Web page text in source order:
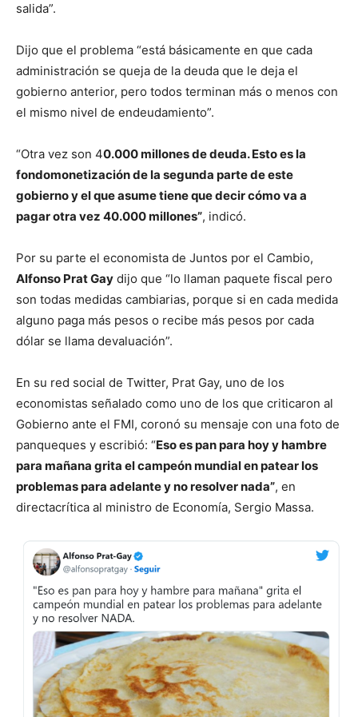
salida”.
Dijo que el problema “está básicamente en que cada
administración se queja de la deuda que le deja el
gobierno anterior, pero todos terminan más o menos con
el mismo nivel de endeudamiento”.
“Otra vez son 40.000 millones de deuda. Esto es la
fondomonetización de la segunda parte de este
gobierno y el que asume tiene que decir cómo va a
pagar otra vez 40.000 millones”, indicó.
Por su parte el economista de Juntos por el Cambio,
Alfonso Prat Gay dijo que “lo llaman paquete fiscal pero
son todas medidas cambiarias, porque si en cada medida
alguno paga más pesos o recibe más pesos por cada
dólar se llama devaluación”.
En su red social de Twitter, Prat Gay, uno de los
economistas señalado como uno de los que criticaron al
Gobierno ante el FMI, coronó su mensaje con una foto de
panqueques y escribió: “Eso es pan para hoy y hambre
para mañana grita el campeón mundial en patear los
problemas para adelante y no resolver nada”, en
directacrítica al ministro de Economía, Sergio Massa.